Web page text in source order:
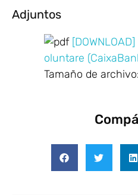
Adjuntos
oluntare
Tamaño de archivo: